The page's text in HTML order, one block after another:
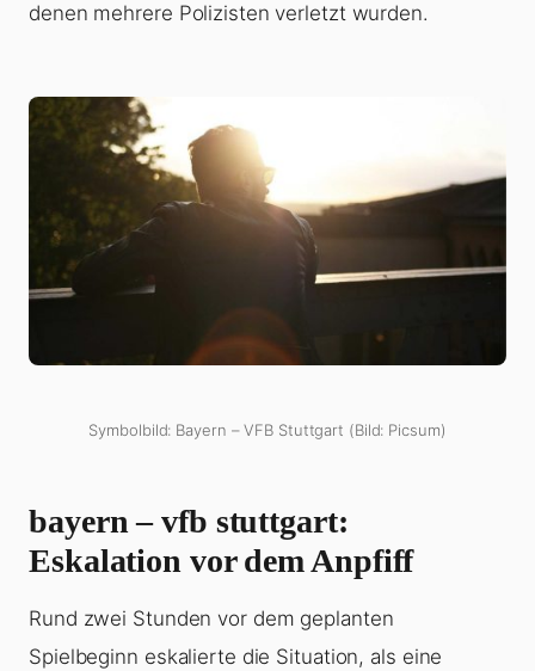
denen mehrere Polizisten verletzt wurden.
Symbolbild: Bayern – VFB Stuttgart (Bild: Picsum)
bayern – vfb stuttgart:
Eskalation vor dem Anpfiff
Rund zwei Stunden vor dem geplanten
Spielbeginn eskalierte die Situation, als eine